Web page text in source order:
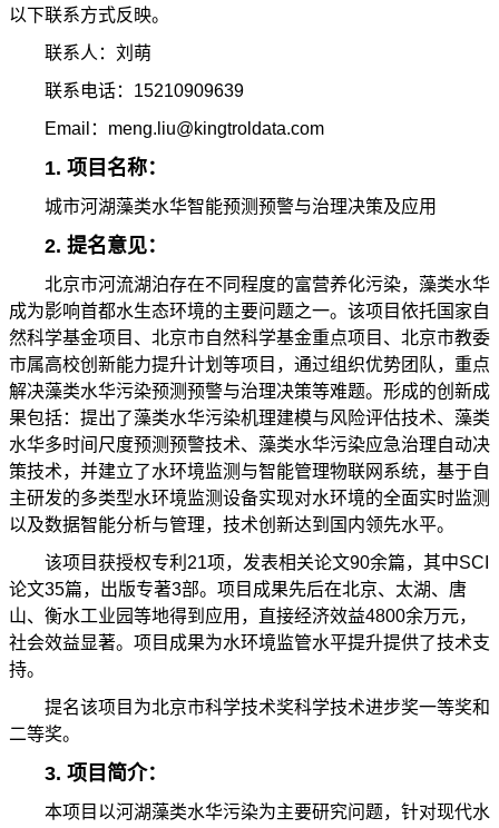
以下联系方式反映。
联系人：刘萌
联系电话：15210909639
Email：meng.liu@kingtroldata.com
1. 项目名称：
城市河湖藻类水华智能预测预警与治理决策及应用
2. 提名意见：
北京市河流湖泊存在不同程度的富营养化污染，藻类水华
成为影响首都水生态环境的主要问题之一。该项目依托国家自
然科学基金项目、北京市自然科学基金重点项目、北京市教委
市属高校创新能力提升计划等项目，通过组织优势团队，重点
解决藻类水华污染预测预警与治理决策等难题。形成的创新成
果包括：提出了藻类水华污染机理建模与风险评估技术、藻类
水华多时间尺度预测预警技术、藻类水华污染应急治理自动决
策技术，并建立了水环境监测与智能管理物联网系统，基于自
主研发的多类型水环境监测设备实现对水环境的全面实时监测
以及数据智能分析与管理，技术创新达到国内领先水平。
该项目获授权专利21项，发表相关论文90余篇，其中SCI
论文35篇，出版专著3部。项目成果先后在北京、太湖、唐
山、衡水工业园等地得到应用，直接经济效益4800余万元，
社会效益显著。项目成果为水环境监管水平提升提供了技术支
持。
提名该项目为北京市科学技术奖科学技术进步奖一等奖和
二等奖。
3. 项目简介：
本项目以河湖藻类水华污染为主要研究问题，针对现代水